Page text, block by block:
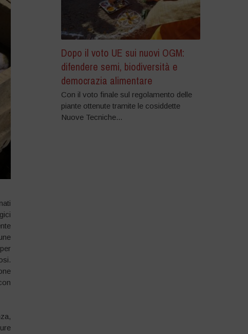
Dopo il voto UE sui nuovi OGM:
difendere semi, biodiversità e
democrazia alimentare
Con il voto finale sul regolamento delle
piante ottenute tramite le cosiddette
Nuove Tecniche...